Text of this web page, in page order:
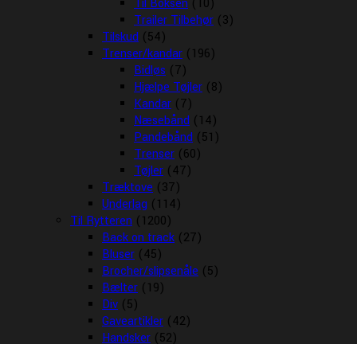
Til Boksen (10)
Trailer Tilbehør (3)
Tilskud (54)
Trenser/kandar (196)
Bidløs (7)
Hjælpe Tøjler (8)
Kandar (7)
Næsebånd (14)
Pandebånd (51)
Trenser (60)
Tøjler (47)
Træktove (37)
Underlag (114)
Til Rytteren (1200)
Back on track (27)
Bluser (45)
Brocher/slipsenåle (5)
Bælter (19)
Div (5)
Gaveartikler (42)
Handsker (52)